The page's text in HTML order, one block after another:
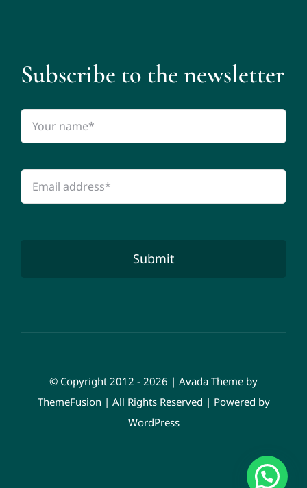
Subscribe to the newsletter
Submit
© Copyright 2012 - 2026 | Avada Theme by
ThemeFusion | All Rights Reserved | Powered by
WordPress